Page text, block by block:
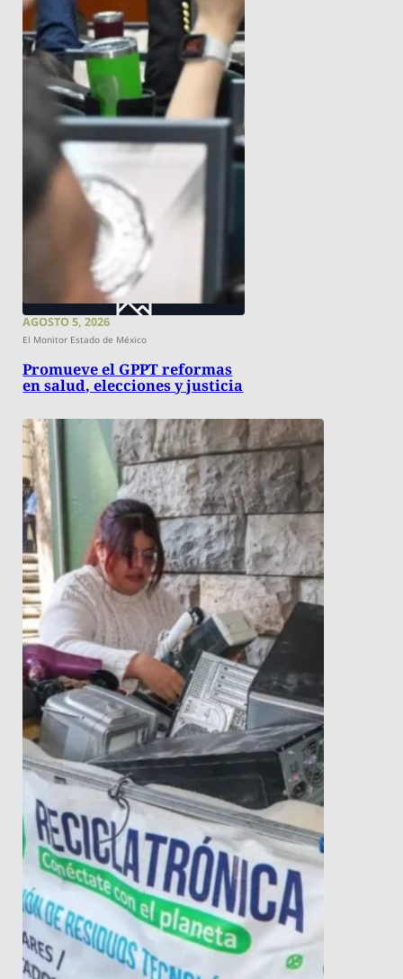
AGOSTO 5, 2026
El Monitor Estado de México
Promueve el GPPT reformas
en salud, elecciones y justicia